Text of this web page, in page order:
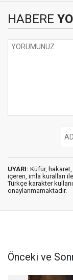
HABERE
UYARI: Küfür,
içeren, imla kuralları
Türkçe karakter
onaylanmamaktadır.
Önceki ve